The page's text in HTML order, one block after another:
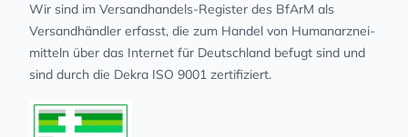
Wir sind im Versandhandels-Register des BfArM als
Versandhändler erfasst, die zum Handel von Human­arz­nei­
mit­teln über das Internet für Deutschland befugt sind und
sind durch die Dekra ISO 9001 zertifiziert.